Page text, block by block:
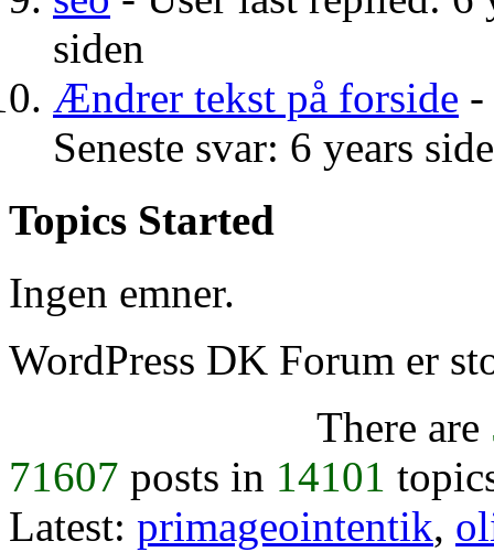
siden
Ændrer tekst på forside -
Seneste svar: 6 years
Topics Started
Ingen emner.
WordPress DK Forum er
There are
71607 posts in 14101
Latest: primageointentik,